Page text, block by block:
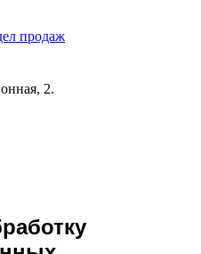
продаж
2.